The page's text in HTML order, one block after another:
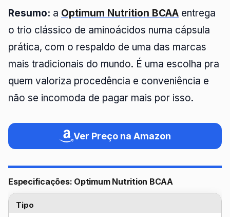
Resumo: a Optimum Nutrition BCAA entrega
o trio clássico de aminoácidos numa cápsula
prática, com o respaldo de uma das marcas
mais tradicionais do mundo. É uma escolha pra
quem valoriza procedência e conveniência e
não se incomoda de pagar mais por isso.
Ver Preço na Amazon
Especificações: Optimum Nutrition BCAA
Tipo